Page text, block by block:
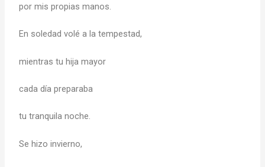
por mis propias manos.
En soledad volé a la tempestad,
mientras tu hija mayor
cada día preparaba
tu tranquila noche.
Se hizo invierno,